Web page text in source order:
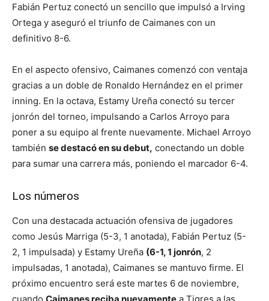
Fabián Pertuz conectó un sencillo que impulsó a Irving
Ortega y aseguró el triunfo de Caimanes con un
definitivo 8-6.
En el aspecto ofensivo, Caimanes comenzó con ventaja
gracias a un doble de Ronaldo Hernández en el primer
inning. En la octava, Estamy Ureña conectó su tercer
jonrón del torneo, impulsando a Carlos Arroyo para
poner a su equipo al frente nuevamente. Michael Arroyo
también se destacó en su debut, conectando un doble
para sumar una carrera más, poniendo el marcador 6-4.
Los números
Con una destacada actuación ofensiva de jugadores
como Jesús Marriga (5-3, 1 anotada), Fabián Pertuz (5-
2, 1 impulsada) y Estamy Ureña (6-1, 1 jonrón, 2
impulsadas, 1 anotada), Caimanes se mantuvo firme. El
próximo encuentro será este martes 6 de noviembre,
cuando Caimanes reciba nuevamente a Tigres a las